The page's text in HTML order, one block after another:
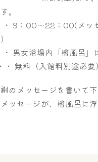
グル
ボディ
。
9：00～22：00(メッ
男女浴場内「檜風呂」
無料（入館料別途必要）
のメッセージを書いて下
ッセージが、檜風呂に